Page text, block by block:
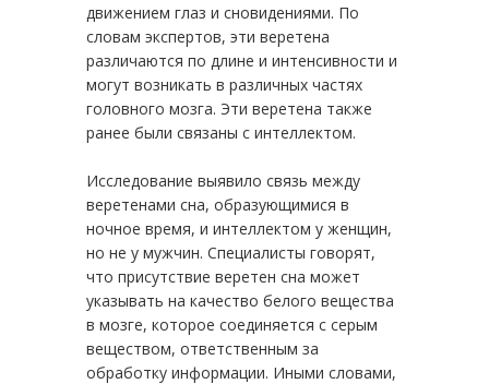
движением глаз и сновидениями. По
словам экспертов, эти веретена
различаются по длине и интенсивности и
могут возникать в различных частях
головного мозга. Эти веретена также
ранее были связаны с интеллектом.
Исследование выявило связь между
веретенами сна, образующимися в
ночное время, и интеллектом у женщин,
но не у мужчин. Специалисты говорят,
что присутствие веретен сна может
указывать на качество белого вещества
в мозге, которое соединяется с серым
веществом, ответственным за
обработку информации. Иными словами,